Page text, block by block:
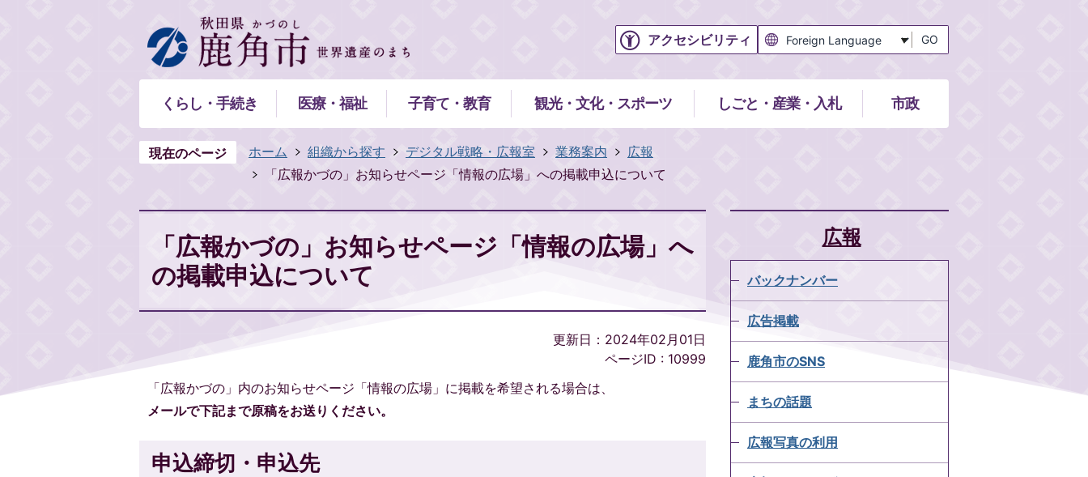
アクセシビリティ GO
くらし・手続き 医療・福祉 子育て・教育 観光・文化・スポーツ しごと・産業・入札 市政
現在のページ ホーム 組織から探す デジタル戦略・広報室 業務案内
広報
「広報かづの」お知らせページ「情報の広場」への掲載申込について
「広報かづの」お知らせページ「情報の広場」へ
の掲載申込について
更新日：2024年02月01日
ページID : 10999
「広報かづの」内のお知らせページ「情報の広場」に掲載を希望される場合は、
メールで下記まで原稿をお送りください。
申込締切・申込先
広報
バックナンバー
広告掲載
鹿角市のSNS
まちの話題
広報写真の利用